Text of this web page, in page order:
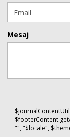
Mesaj
"", "$locale",